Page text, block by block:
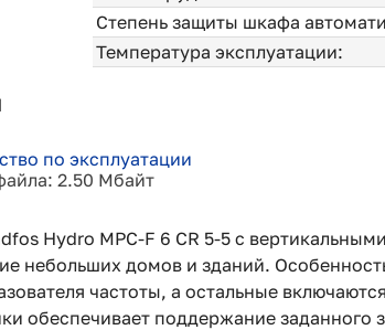
Степень защиты шкафа
Температура эксплуатации:
по эксплуатации
2.50 Мбайт
Hydro MPC-F 6 CR 5-5 с
небольших домов и зданий.
частоты, а остальные
обеспечивает поддержание заданного